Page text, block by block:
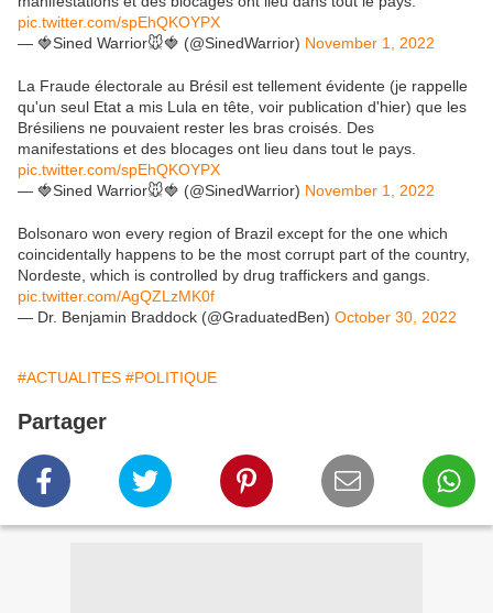
pic.twitter.com/spEhQKOYPX
— 🍓Sined Warrior🐭🍓 (@SinedWarrior) November 1, 2022
La Fraude électorale au Brésil est tellement évidente (je rappelle
qu'un seul Etat a mis Lula en tête, voir publication d'hier) que les
Brésiliens ne pouvaient rester les bras croisés. Des
manifestations et des blocages ont lieu dans tout le pays.
pic.twitter.com/spEhQKOYPX
— 🍓Sined Warrior🐭🍓 (@SinedWarrior) November 1, 2022
Bolsonaro won every region of Brazil except for the one which
coincidentally happens to be the most corrupt part of the country,
Nordeste, which is controlled by drug traffickers and gangs.
pic.twitter.com/AgQZLzMK0f
— Dr. Benjamin Braddock (@GraduatedBen) October 30, 2022
#ACTUALITES #POLITIQUE
Partager